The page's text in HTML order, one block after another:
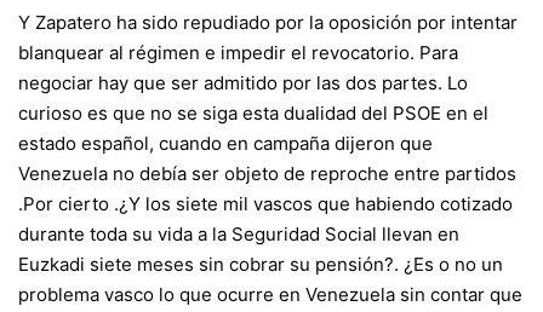
Y Zapatero ha sido repudiado por la oposición por intentar
blanquear al régimen e impedir el revocatorio. Para
negociar hay que ser admitido por las dos partes. Lo
curioso es que no se siga esta dualidad del PSOE en el
estado español, cuando en campaña dijeron que
Venezuela no debía ser objeto de reproche entre partidos
.Por cierto .¿Y los siete mil vascos que habiendo cotizado
durante toda su vida a la Seguridad Social llevan en
Euzkadi siete meses sin cobrar su pensión?. ¿Es o no un
problema vasco lo que ocurre en Venezuela sin contar que